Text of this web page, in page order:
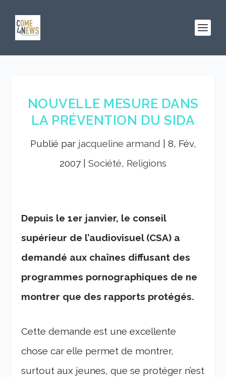
NOUVELLE MESURE DANS
LA PRÉVENTION DU SIDA
Publié par jacqueline armand
8, Fév,
2007
Société, Religions
Depuis le 1er janvier, le conseil
supérieur de l’audiovisuel (CSA) a
demandé aux chaînes diffusant des
programmes pornographiques de ne
montrer que des rapports protégés.
Cette demande est une excellente
chose car elle permet de montrer,
surtout aux jeunes, que se protéger n’est